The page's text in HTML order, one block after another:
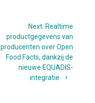
Next: Next
post:
Realtime
productgegevens van
producenten over Open
Food Facts, dankzij de
nieuwe EQUADIS-
integratie